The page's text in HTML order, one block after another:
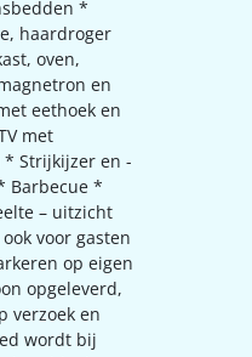
*
haardroger
oven,
en
eethoek en
met
Strijkijzer en -
Barbecue *
– uitzicht
voor gasten
op eigen
opgeleverd,
verzoek en
wordt bij